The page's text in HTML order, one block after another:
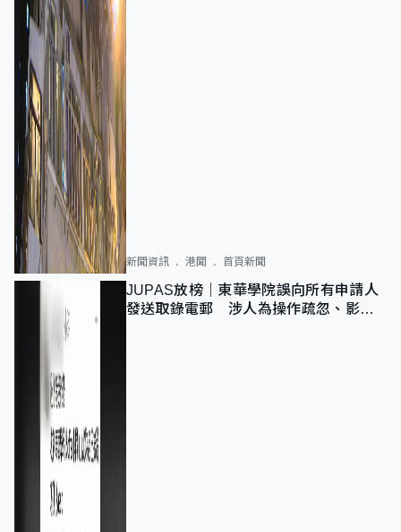
新聞資訊 港聞 首頁新聞
JUPAS放榜｜東華學院誤向所有申請人
發送取錄電郵 涉人為操作疏忽、影響